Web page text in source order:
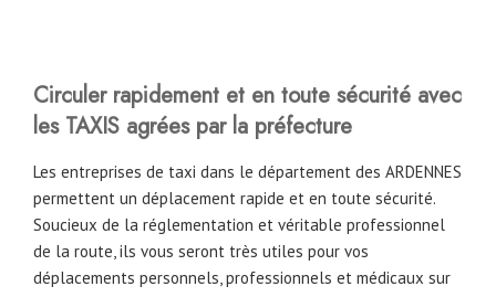
Circuler rapidement et en toute sécurité avec
les TAXIS agrées par la préfecture
Les entreprises de taxi dans le département des ARDENNES
permettent un déplacement rapide et en toute sécurité.
Soucieux de la réglementation et véritable professionnel
de la route, ils vous seront très utiles pour vos
déplacements personnels, professionnels et médicaux sur